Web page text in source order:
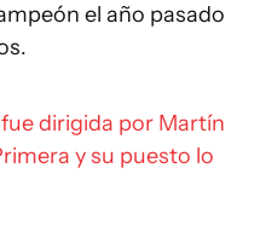
el año pasado
dirigida por Martín
y su puesto lo